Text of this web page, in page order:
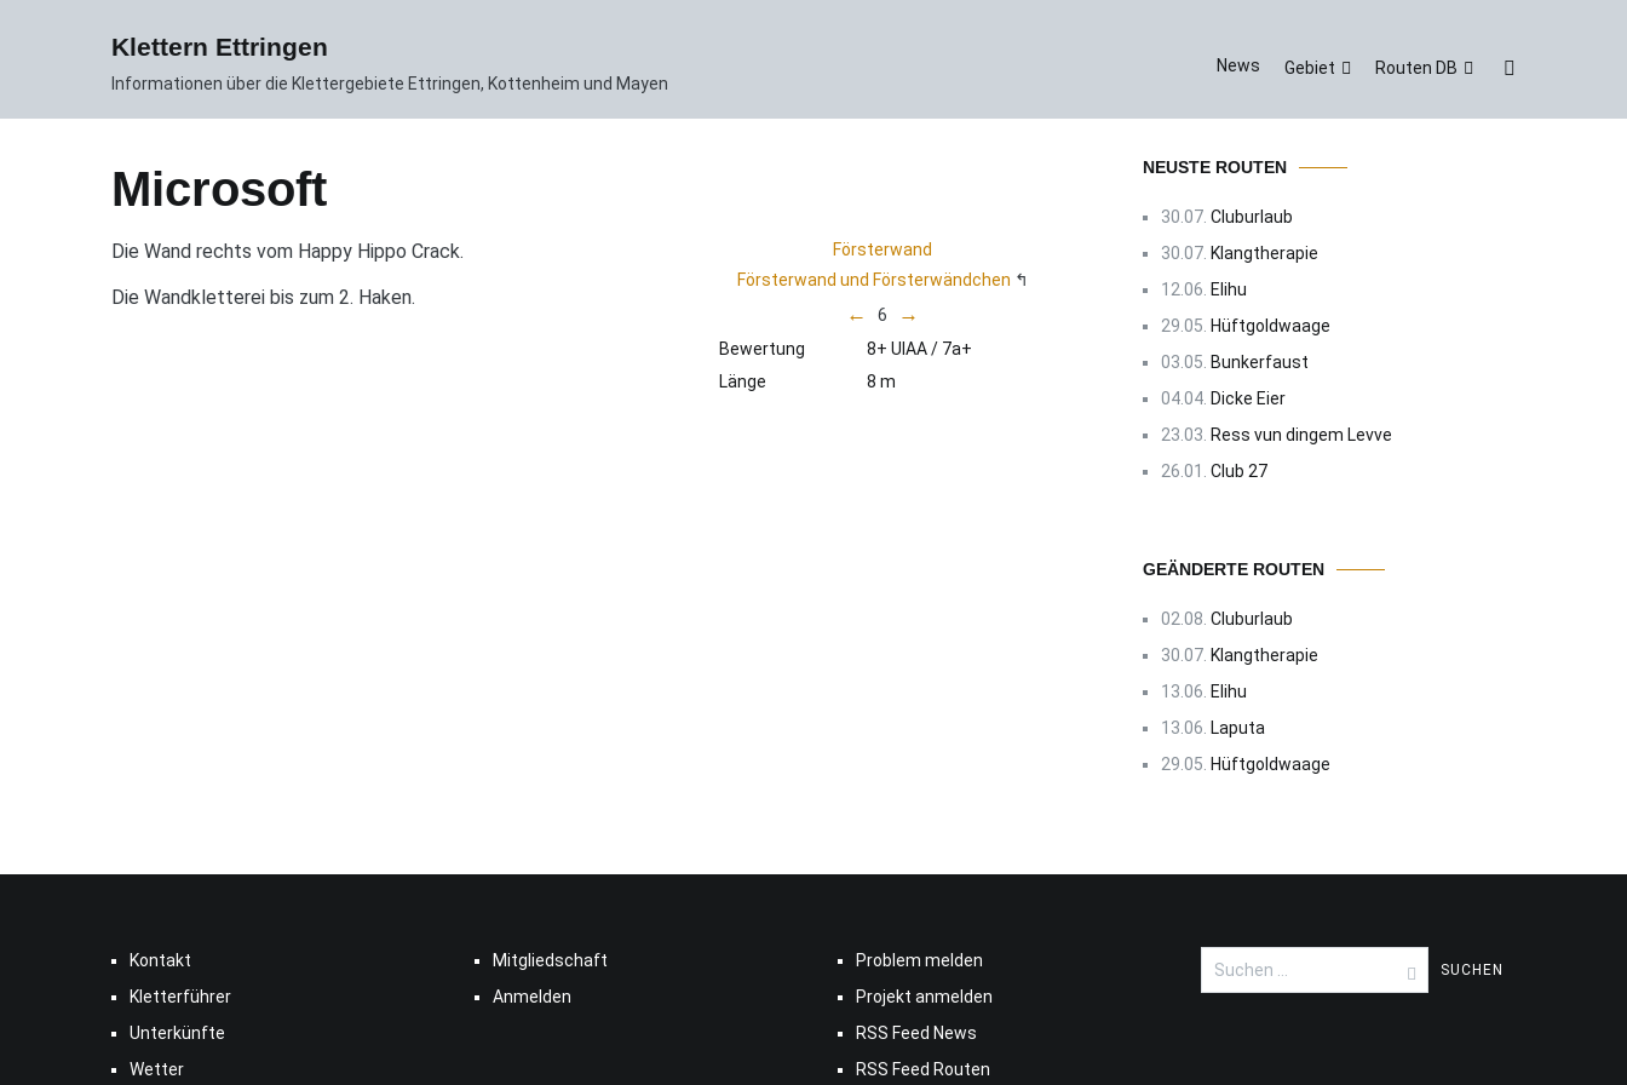
Klettern Ettringen
Informationen über die Klettergebiete Ettringen, Kottenheim und Mayen
News Gebiet Routen DB
Microsoft
Die Wand rechts vom Happy Hippo Crack.
Die Wandkletterei bis zum 2. Haken.
Försterwand
Försterwand und Försterwändchen
← 6 →
Bewertung
8+ UIAA / 7a+
Länge
8 m
NEUSTE ROUTEN
30.07. Cluburlaub
30.07. Klangtherapie
12.06. Elihu
29.05. Hüftgoldwaage
03.05. Bunkerfaust
04.04. Dicke Eier
23.03. Ress vun dingem Levve
26.01. Club 27
GEÄNDERTE ROUTEN
02.08. Cluburlaub
30.07. Klangtherapie
13.06. Elihu
13.06. Laputa
29.05. Hüftgoldwaage
Kontakt
Kletterführer
Unterkünfte
Wetter
Mitgliedschaft
Anmelden
Problem melden
Projekt anmelden
RSS Feed News
RSS Feed Routen
Suchen
nach: